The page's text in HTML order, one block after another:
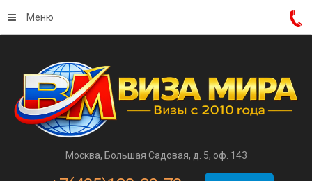
Москва, Большая Садовая, д. 5, оф. 143
Меню